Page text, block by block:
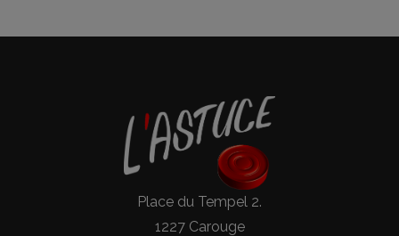
Place du Tempel 2.
1227 Carouge